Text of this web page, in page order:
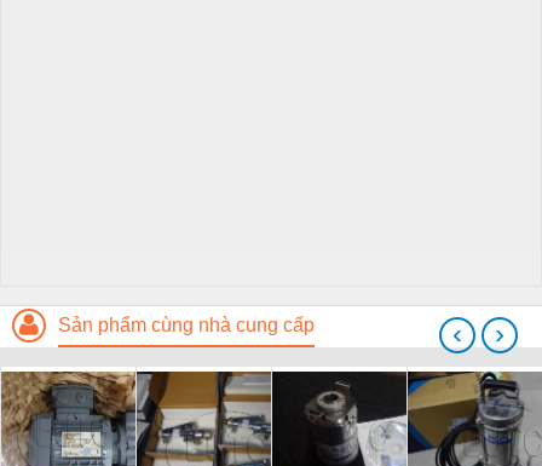
Sản phẩm cùng nhà cung cấp ‹ ›